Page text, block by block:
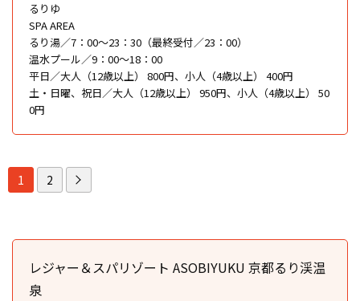
るりゆ
SPA AREA
るり湯／7：00〜23：30（最終受付／23：00）
温水プール／9：00〜18：00
平日／大人（12歳以上） 800円、小人（4歳以上） 400円
土・日曜、祝日／大人（12歳以上） 950円、小人（4歳以上） 50
0円
1 2
レジャー＆スパリゾート ASOBIYUKU 京都るり渓温
泉